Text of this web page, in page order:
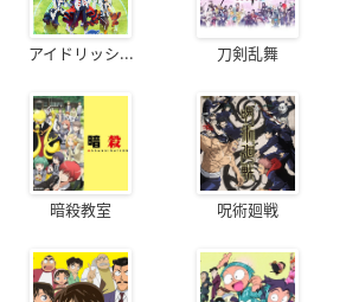
アイドリッシ... 刀剣乱舞
暗殺教室 呪術廻戦